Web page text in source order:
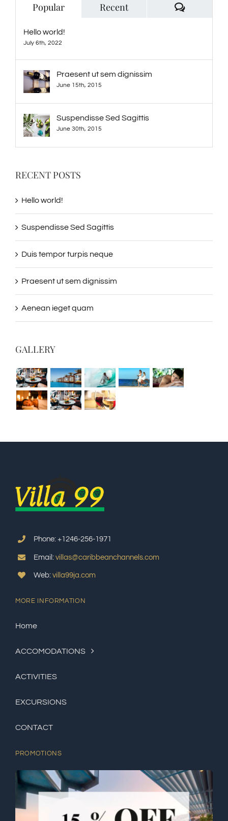
Popular Recent
Hello world!
July 6th, 2022
Praesent ut sem dignissim
June 15th, 2015
Suspendisse Sed Sagittis
June 30th, 2015
RECENT POSTS
Hello world!
Suspendisse Sed Sagittis
Duis tempor turpis neque
Praesent ut sem dignissim
Aenean ieget quam
GALLERY
Phone: +1246-256-1971
Email: villas@caribbeanchannels.com
Web: villa99ja.com
MORE INFORMATION
Home
ACCOMODATIONS
ACTIVITIES
EXCURSIONS
CONTACT
PROMOTIONS